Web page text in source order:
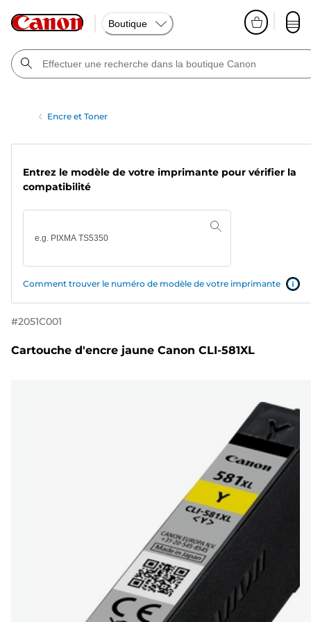
Boutique
Encre et Toner
Entrez le modèle de votre imprimante pour vérifier la
compatibilité
Comment trouver le numéro de modèle de votre imprimante
#2051C001
Cartouche d'encre jaune Canon CLI-581XL